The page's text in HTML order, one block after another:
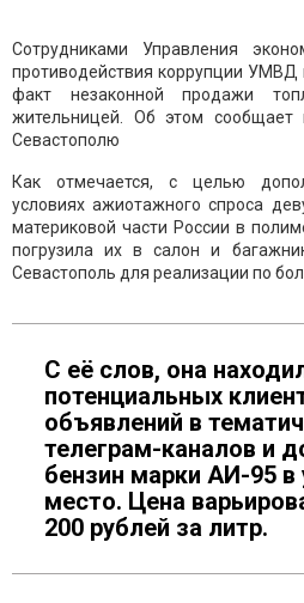
Сотрудниками Управления
противодействия коррупции УМВД
факт незаконной продажи
жительницей. Об этом
Севастополю
Как отмечается, с целью
условиях ажиотажного спроса
материковой части России в
погрузила их в салон и
Севастополь для реализации по
С её слов, она
потенциальных
объявлений в
телеграм-каналов и
бензин марки АИ-95 в
место. Цена
200 рублей за литр.